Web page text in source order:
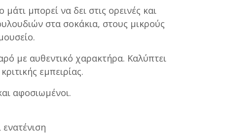
μπορεί να δει στις ορεινές και
στα σοκάκια, στους μικρούς
με αυθεντικό χαρακτήρα. Καλύπτει
εμπειρίας.
αφοσιωμένοι.